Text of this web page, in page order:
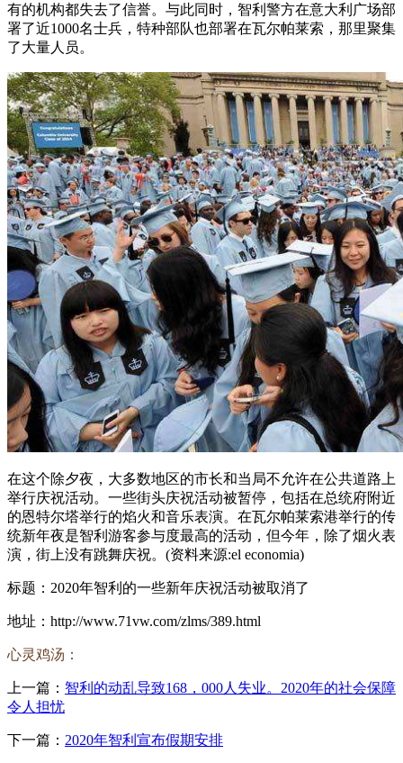
有的机构都失去了信誉。与此同时，智利警方在意大利广场部
署了近1000名士兵，特种部队也部署在瓦尔帕莱索，那里聚集
了大量人员。
在这个除夕夜，大多数地区的市长和当局不允许在公共道路上
举行庆祝活动。一些街头庆祝活动被暂停，包括在总统府附近
的恩特尔塔举行的焰火和音乐表演。在瓦尔帕莱索港举行的传
统新年夜是智利游客参与度最高的活动，但今年，除了烟火表
演，街上没有跳舞庆祝。(资料来源:el economia)
标题：2020年智利的一些新年庆祝活动被取消了
地址：http://www.71vw.com/zlms/389.html
心灵鸡汤：
上一篇： 智利的动乱导致168，000人失业。2020年的社会保障
令人担忧
下一篇： 2020年智利宣布假期安排